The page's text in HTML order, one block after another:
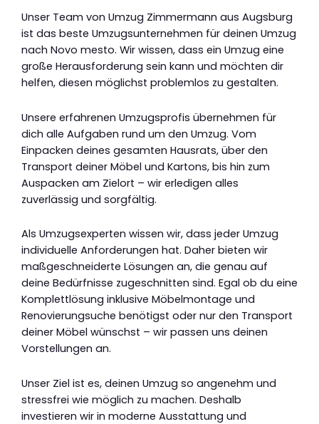
Unser Team von Umzug Zimmermann aus Augsburg
ist das beste Umzugsunternehmen für deinen Umzug
nach Novo mesto. Wir wissen, dass ein Umzug eine
große Herausforderung sein kann und möchten dir
helfen, diesen möglichst problemlos zu gestalten.
Unsere erfahrenen Umzugsprofis übernehmen für
dich alle Aufgaben rund um den Umzug. Vom
Einpacken deines gesamten Hausrats, über den
Transport deiner Möbel und Kartons, bis hin zum
Auspacken am Zielort – wir erledigen alles
zuverlässig und sorgfältig.
Als Umzugsexperten wissen wir, dass jeder Umzug
individuelle Anforderungen hat. Daher bieten wir
maßgeschneiderte Lösungen an, die genau auf
deine Bedürfnisse zugeschnitten sind. Egal ob du eine
Komplettlösung inklusive Möbelmontage und
Renovierungsuche benötigst oder nur den Transport
deiner Möbel wünschst – wir passen uns deinen
Vorstellungen an.
Unser Ziel ist es, deinen Umzug so angenehm und
stressfrei wie möglich zu machen. Deshalb
investieren wir in moderne Ausstattung und